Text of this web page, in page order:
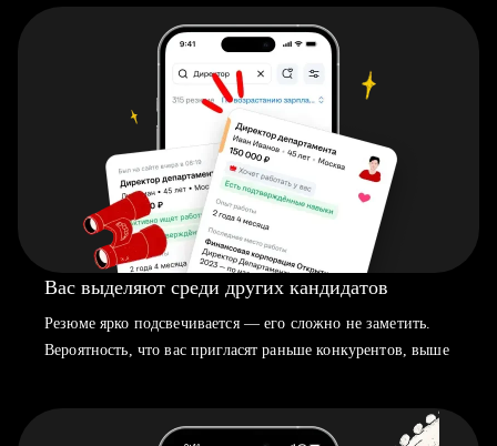
Вас выделяют среди других кандидатов
Резюме ярко подсвечивается — его сложно не заметить.
Вероятность, что вас пригласят раньше конкурентов, выше